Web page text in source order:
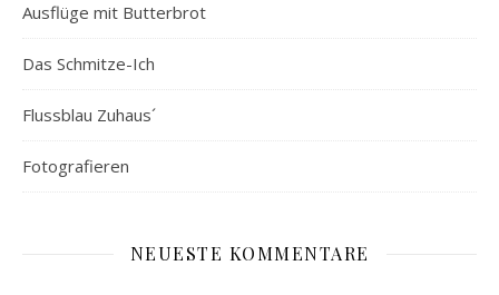
Ausflüge mit Butterbrot
Das Schmitze-Ich
Flussblau Zuhaus´
Fotografieren
NEUESTE KOMMENTARE